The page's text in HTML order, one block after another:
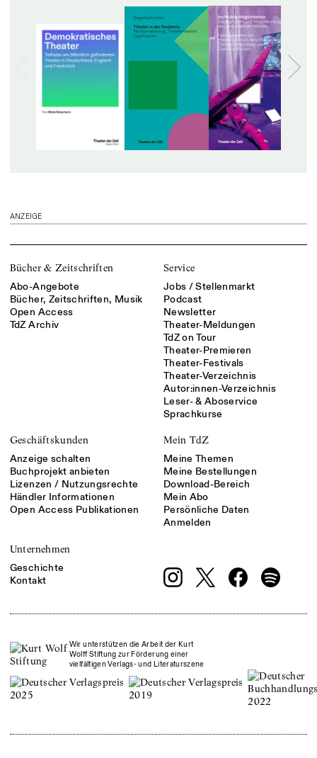
ANZEIGE
Bücher & Zeitschriften
Abo-Angebote
Bücher, Zeitschriften, Musik
Open Access
TdZ Archiv
Service
Jobs / Stellenmarkt
Podcast
Newsletter
Theater-Meldungen
TdZ on Tour
Theater-Premieren
Theater-Festivals
Theater-Verzeichnis
Autor:innen-Verzeichnis
Leser- & Aboservice
Sprachkurse
Geschäftskunden
Anzeige schalten
Buchprojekt anbieten
Lizenzen / Nutzungsrechte
Händler Informationen
Open Access Publikationen
Mein TdZ
Meine Themen
Meine Bestellungen
Download-Bereich
Mein Abo
Persönliche Daten
Anmelden
Unternehmen
Geschichte
Kontakt
Wir unterstützen die Arbeit der Kurt
Wolff Stiftung zur Förderung einer
vielfältigen Verlags- und Literaturszene